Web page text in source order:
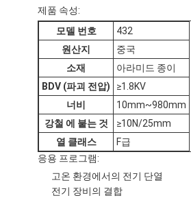
직물 접착 테이프
두 배의 측면 접착 테이프
PET 접착 테이프
정밀 인베스트먼트 주조
전기 단열판
제품 속성:
모델 번호
432
원산지
중국
소재
아라미드 종이
BDV (파괴 전압)
≥1.8KV
너비
10mm~980mm
강철 에 붙는 것
≥10N/25mm
열 클래스
F급
응용 프로그램:
고온 환경에서의 전기 단열
전기 장비의 결합